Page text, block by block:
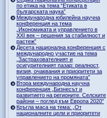
по етика на тема “Етиката в
българската наука”
Международна юбилейна научна
конференция на тема
„Икономиката и управлението в
ХХI век – решения за стабилност и
растеж”
Десета национална конференция с
международно участие на тема
„Застрахователният и
осигурителният пазар: реалност,
визия, очаквания и приоритети за
управлението на промяната”
Втора международна научна
конференция „Бизнесът и
развитието на регионите. Селските
райони – поглед към Европа 2020”
Кръгла маса на тема: „От
националните цели и приоритети